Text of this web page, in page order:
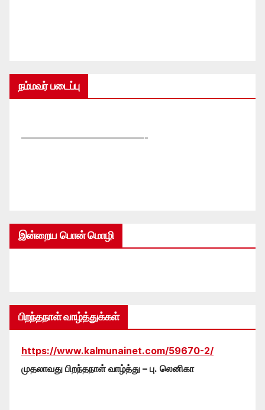
நம்மவர் படைப்பு
—————————————-
இன்றைய பொன் மொழி
பிறந்தநாள் வாழ்த்துக்கள்
https://www.kalmunainet.com/59670-2/
முதலாவது பிறந்தநாள் வாழ்த்து – பு. லெனிகா